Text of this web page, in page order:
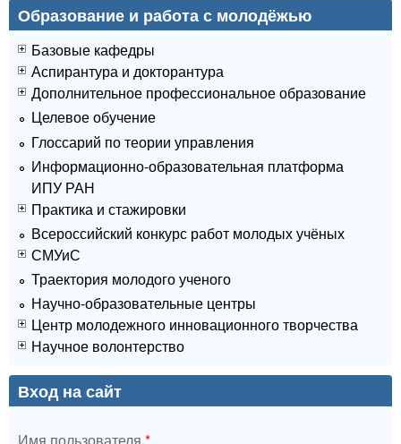
Образование и работа с молодёжью
Базовые кафедры
Аспирантура и докторантура
Дополнительное профессиональное образование
Целевое обучение
Глоссарий по теории управления
Информационно-образовательная платформа
ИПУ РАН
Практика и стажировки
Всероссийский конкурс работ молодых учёных
СМУиС
Траектория молодого ученого
Научно-образовательные центры
Центр молодежного инновационного творчества
Научное волонтерство
Вход на сайт